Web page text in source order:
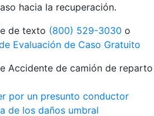
hacia la recuperación.
de texto (800) 529-3030 o
Evaluación de Caso Gratuito
Accidente de camión de reparto